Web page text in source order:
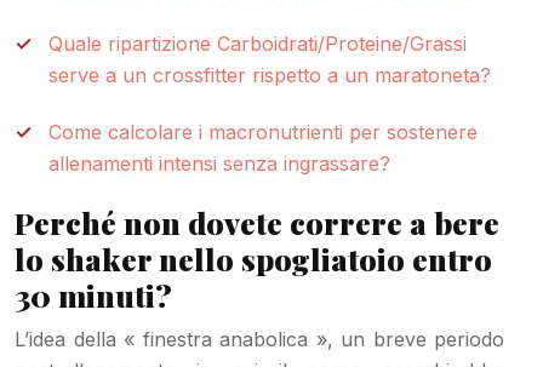
Quale ripartizione Carboidrati/Proteine/Grassi
serve a un crossfitter rispetto a un maratoneta?
Come calcolare i macronutrienti per sostenere
allenamenti intensi senza ingrassare?
Perché non dovete correre a bere
lo shaker nello spogliatoio entro
30 minuti?
L’idea della « finestra anabolica », un breve periodo